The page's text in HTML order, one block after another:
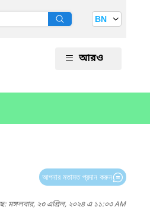
BN
আরও
আপনার মতামত প্রদান করুন
মঙ্গলবার, ২৩ এপ্রিল, ২০২৪ এ ১১:০৩ AM